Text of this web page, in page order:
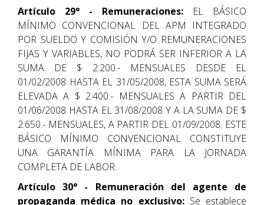
Artículo 29° - Remuneraciones: EL BÁSICO
MÍNIMO CONVENCIONAL DEL APM INTEGRADO
POR SUELDO Y COMISIÓN Y/O REMUNERACIONES
FIJAS Y VARIABLES, NO PODRÁ SER INFERIOR A LA
SUMA DE $ 2.200.- MENSUALES DESDE EL
01/02/2008 HASTA EL 31/05/2008, ESTA SUMA SERÁ
ELEVADA A $ 2.400.- MENSUALES A PARTIR DEL
01/06/2008 HASTA EL 31/08/2008 Y A LA SUMA DE $
2.650.- MENSUALES, A PARTIR DEL 01/09/2008. ESTE
BÁSICO MÍNIMO CONVENCIONAL CONSTITUYE
UNA GARANTÍA MÍNIMA PARA LA JORNADA
COMPLETA DE LABOR.
Artículo 30° - Remuneración del agente de
propaganda médica no exclusivo: Se establece